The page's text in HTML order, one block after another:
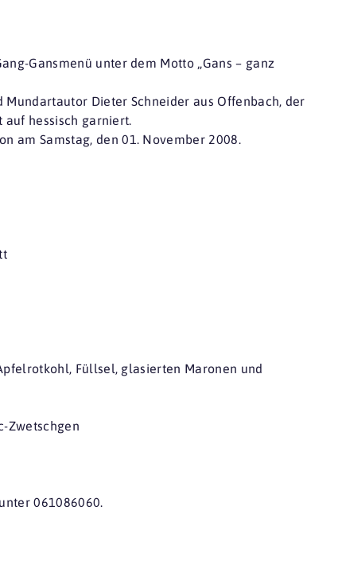
Gansmenü unter dem Motto „Gans – ganz
Mundartautor Dieter Schneider aus Offenbach, der
hessisch garniert.
am Samstag, den 01. November 2008.
Füllsel, glasierten Maronen und
Zwetschgen
061086060.